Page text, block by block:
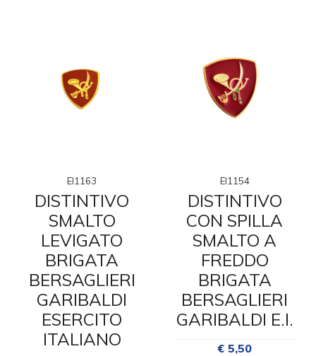
EI1163
DISTINTIVO
SMALTO
LEVIGATO
BRIGATA
BERSAGLIERI
GARIBALDI
ESERCITO
ITALIANO
EI1154
DISTINTIVO
CON SPILLA
SMALTO A
FREDDO
BRIGATA
BERSAGLIERI
GARIBALDI E.I.
€ 5,50